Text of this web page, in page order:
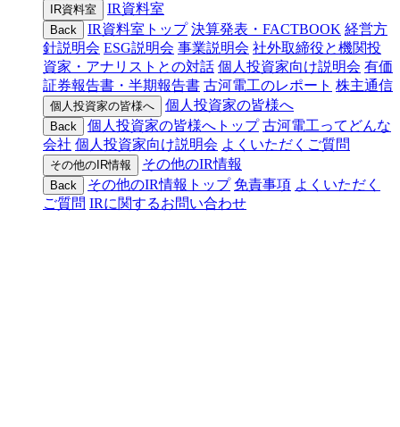
IR資料室 IR資料室
Back IR資料室トップ 決算発表・FACTBOOK 経営方
針説明会 ESG説明会 事業説明会 社外取締役と機関投
資家・アナリストとの対話 個人投資家向け説明会 有価
証券報告書・半期報告書 古河電工のレポート 株主通信
個人投資家の皆様へ 個人投資家の皆様へ
Back 個人投資家の皆様へトップ 古河電工ってどんな
会社 個人投資家向け説明会 よくいただくご質問
その他のIR情報 その他のIR情報
Back その他のIR情報トップ 免責事項 よくいただく
ご質問 IRに関するお問い合わせ